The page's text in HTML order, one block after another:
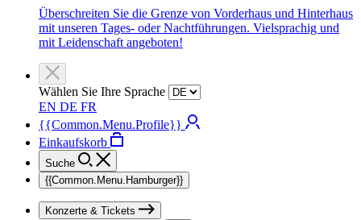
Überschreiten Sie die Grenze von Vorderhaus und Hinterhaus
mit unseren Tages- oder Nachtführungen. Vielsprachig und
mit Leidenschaft angeboten!
Wählen Sie Ihre Sprache
EN DE FR
{{Common.Menu.Profile}}
Einkaufskorb
Suche
{{Common.Menu.Hamburger}}
Konzerte & Tickets